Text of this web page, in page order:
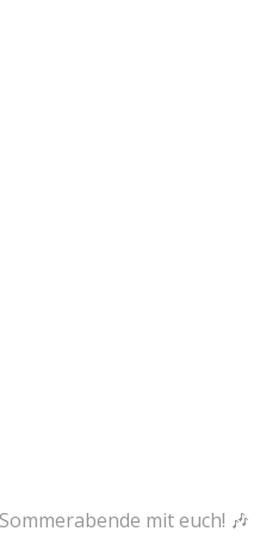
mit euch! 🎶